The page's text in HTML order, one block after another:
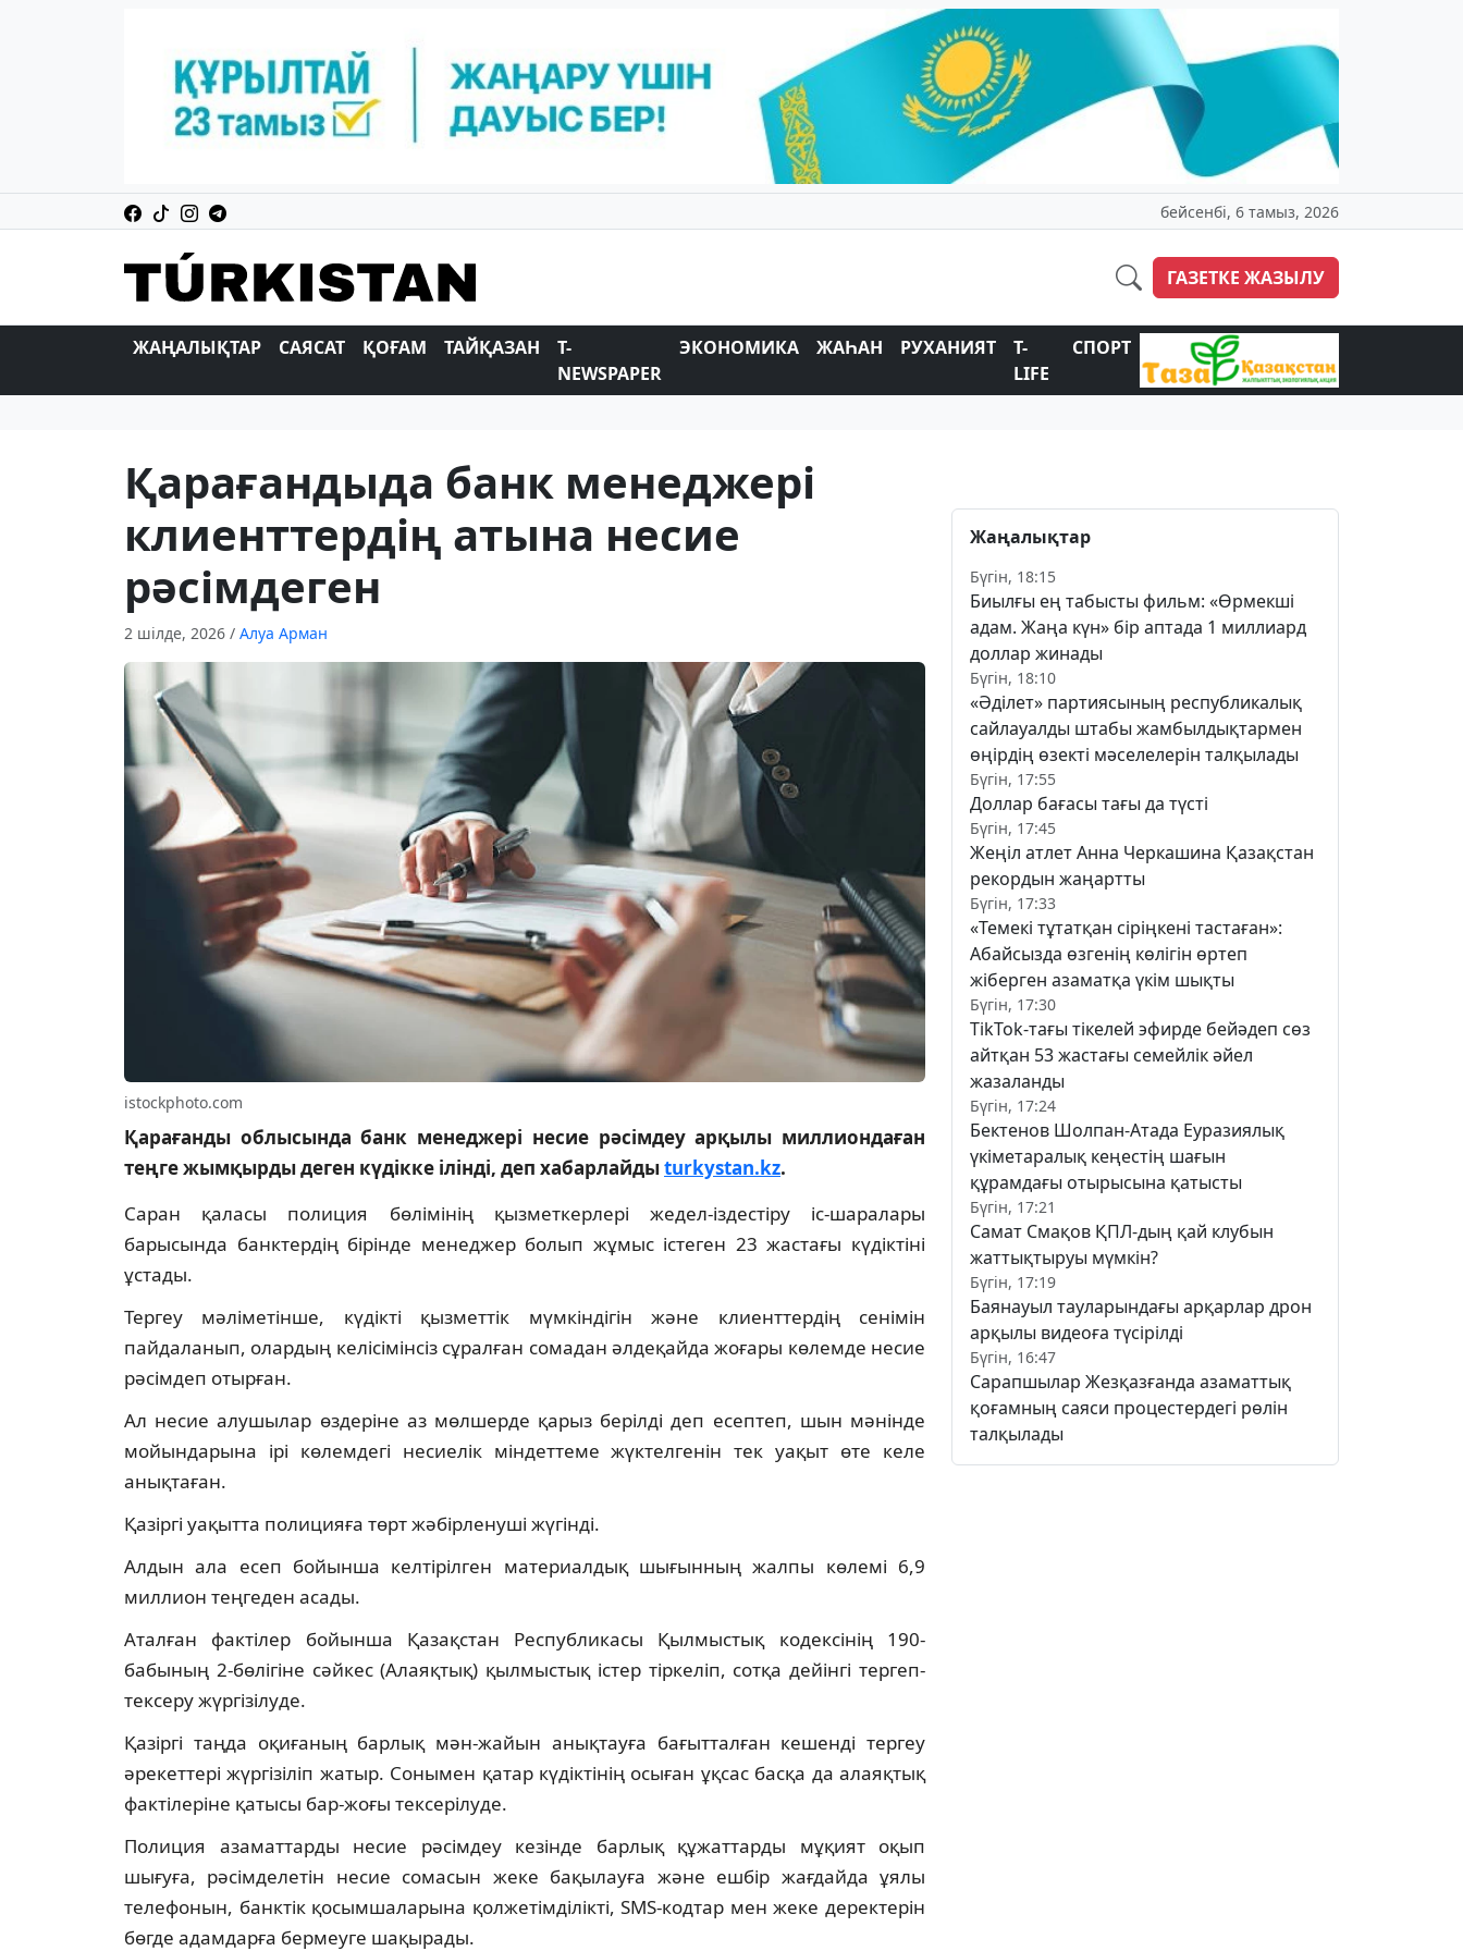
бейсенбі, 6 тамыз, 2026
ГАЗЕТКЕ ЖАЗЫЛУ
ЖАҢАЛЫҚТАР САЯСАТ ҚОҒАМ ТАЙҚАЗАН
T-
NEWSPAPER
ЭКОНОМИКА ЖАҺАН РУХАНИЯТ
T-
LIFE
СПОРТ
Қарағандыда банк менеджері
клиенттердің атына несие
рәсімдеген
2 шілде, 2026 / Алуа Арман
istockphoto.com
Қарағанды облысында банк менеджері несие рәсімдеу арқылы миллиондаған
теңге жымқырды деген күдікке ілінді, деп хабарлайдыturkystan.kz.
Саран қаласы полиция бөлімінің қызметкерлері жедел-іздестіру іс-шаралары
барысында банктердің бірінде менеджер болып жұмыс істеген 23 жастағы күдіктіні
ұстады.
Тергеу мәліметінше, күдікті қызметтік мүмкіндігін және клиенттердің сенімін
пайдаланып, олардың келісімінсіз сұралған сомадан әлдеқайда жоғары көлемде несие
рәсімдеп отырған.
Ал несие алушылар өздеріне аз мөлшерде қарыз берілді деп есептеп, шын мәнінде
мойындарына ірі көлемдегі несиелік міндеттеме жүктелгенін тек уақыт өте келе
анықтаған.
Қазіргі уақытта полицияға төрт жәбірленуші жүгінді.
Алдын ала есеп бойынша келтірілген материалдық шығынның жалпы көлемі 6,9
миллион теңгеден асады.
Аталған фактілер бойынша Қазақстан Республикасы Қылмыстық кодексінің 190-
бабының 2-бөлігіне сәйкес (Алаяқтық) қылмыстық істер тіркеліп, сотқа дейінгі тергеп-
тексеру жүргізілуде.
Қазіргі таңда оқиғаның барлық мән-жайын анықтауға бағытталған кешенді тергеу
әрекеттері жүргізіліп жатыр. Сонымен қатар күдіктінің осыған ұқсас басқа да алаяқтық
фактілеріне қатысы бар-жоғы тексерілуде.
Полиция азаматтарды несие рәсімдеу кезінде барлық құжаттарды мұқият оқып
шығуға, рәсімделетін несие сомасын жеке бақылауға және ешбір жағдайда ұялы
телефонын, банктік қосымшаларына қолжетімділікті, SMS-кодтар мен жеке деректерін
бөгде адамдарға бермеуге шақырады.
Жаңалықтар
Бүгін, 18:15
Биылғы ең табысты фильм: «Өрмекші
адам. Жаңа күн» бір аптада 1 миллиард
доллар жинады
Бүгін, 18:10
«Әділет» партиясының республикалық
сайлауалды штабы жамбылдықтармен
өңірдің өзекті мәселелерін талқылады
Бүгін, 17:55
Доллар бағасы тағы да түсті
Бүгін, 17:45
Жеңіл атлет Анна Черкашина Қазақстан
рекордын жаңартты
Бүгін, 17:33
«Темекі тұтатқан сіріңкені тастаған»:
Абайсызда өзгенің көлігін өртеп
жіберген азаматқа үкім шықты
Бүгін, 17:30
TikTok-тағы тікелей эфирде бейәдеп сөз
айтқан 53 жастағы семейлік әйел
жазаланды
Бүгін, 17:24
Бектенов Шолпан-Атада Еуразиялық
үкіметаралық кеңестің шағын
құрамдағы отырысына қатысты
Бүгін, 17:21
Самат Смақов ҚПЛ-дың қай клубын
жаттықтыруы мүмкін?
Бүгін, 17:19
Баянауыл тауларындағы арқарлар дрон
арқылы видеоға түсірілді
Бүгін, 16:47
Сарапшылар Жезқазғанда азаматтық
қоғамның саяси процестердегі рөлін
талқылады